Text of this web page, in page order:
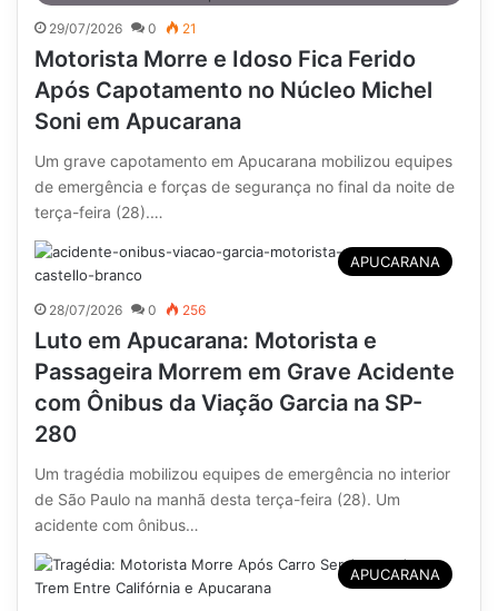
29/07/2026 0 21
Motorista Morre e Idoso Fica Ferido
Após Capotamento no Núcleo Michel
Soni em Apucarana
Um grave capotamento em Apucarana mobilizou equipes
de emergência e forças de segurança no final da noite de
terça-feira (28).…
APUCARANA
28/07/2026 0 256
Luto em Apucarana: Motorista e
Passageira Morrem em Grave Acidente
com Ônibus da Viação Garcia na SP-
280
Um tragédia mobilizou equipes de emergência no interior
de São Paulo na manhã desta terça-feira (28). Um
acidente com ônibus…
APUCARANA